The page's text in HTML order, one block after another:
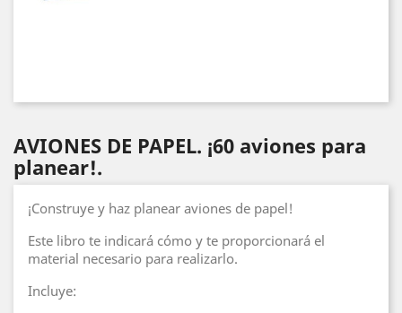
AVIONES DE PAPEL. ¡60 aviones para
planear!.
¡Construye y haz planear aviones de papel!
Este libro te indicará cómo y te proporcionará el
material necesario para realizarlo.
Incluye: